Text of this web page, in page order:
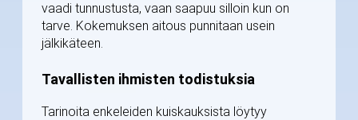
vaadi tunnustusta, vaan saapuu silloin kun on
tarve. Kokemuksen aitous punnitaan usein
jälkikäteen.
Tavallisten ihmisten todistuksia
Tarinoita enkeleiden kuiskauksista löytyy